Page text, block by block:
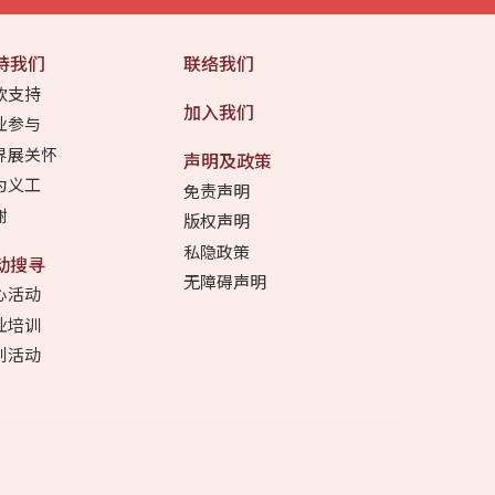
我们
支持
参与
展关怀
义工
搜寻
活动
培训
活动
联络我们
加入我们
声明及政策
免责声明
版权声明
私隐政策
无障碍声明